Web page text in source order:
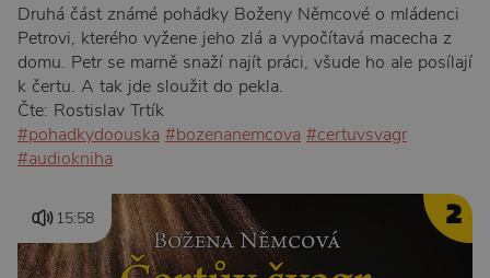
Druhá část známé pohádky Boženy Němcové o mládenci
Petrovi, kterého vyžene jeho zlá a vypočítavá macecha z
domu. Petr se marně snaží najít práci, všude ho ale posílají
k čertu. A tak jde sloužit do pekla.
Čte: Rostislav Trtík
#pohadkydoouska #bozenanemcova #certuvsvagr
#audiokniha
15:58